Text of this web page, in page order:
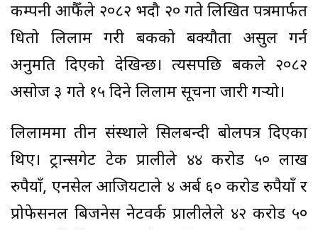
कम्पनी आफैँले २०८२ भदौ २० गते लिखित पत्रमार्फत
धितो लिलाम गरी बैंकको बक्यौता असुल गर्न
अनुमति दिएको देखिन्छ। त्यसपछि बैंकले २०८२
असोज ३ गते १५ दिने लिलाम सूचना जारी गर्‍यो।
लिलाममा तीन संस्थाले सिलबन्दी बोलपत्र दिएका
थिए। ट्रान्सगेट टेक प्रालीले ४४ करोड ५० लाख
रुपैयाँ, एनसेल आजियटाले ४ अर्ब ६० करोड रुपैयाँ र
प्रोफेसनल बिजनेस नेटवर्क प्रालीलेले ४२ करोड ५०